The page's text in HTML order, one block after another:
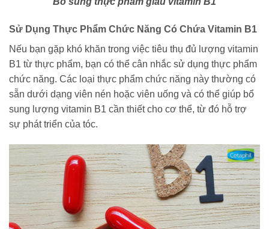
Sử Dụng Thực Phẩm Chức Năng Có Chứa Vitamin B1
Nếu bạn gặp khó khăn trong việc tiêu thụ đủ lượng vitamin
B1 từ thực phẩm, bạn có thể cân nhắc sử dụng thực phẩm
chức năng. Các loại thực phẩm chức năng này thường có
sẵn dưới dạng viên nén hoặc viên uống và có thể giúp bổ
sung lượng vitamin B1 cần thiết cho cơ thể, từ đó hỗ trợ
sự phát triển của tóc.